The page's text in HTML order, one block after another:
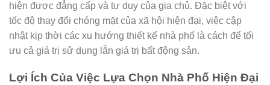
hiện được đẳng cấp và tư duy của gia chủ. Đặc biệt với
tốc độ thay đổi chóng mặt của xã hội hiện đại, việc cập
nhật kịp thời các xu hướng thiết kế nhà phố là cách để tối
ưu cả giá trị sử dụng lẫn giá trị bất động sản.
Lợi Ích Của Việc Lựa Chọn Nhà Phố Hiện Đại